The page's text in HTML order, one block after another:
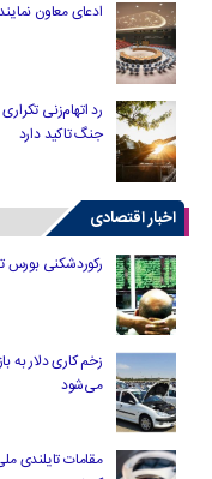
ادعای معاون
رد اتهام‌زنی
جنگ تاکید دارد
اخبار اقتصادی
رکوردشکنی بورس تهران امروز ۱۲ مهر
زخم کاری دلار به
می‌شود